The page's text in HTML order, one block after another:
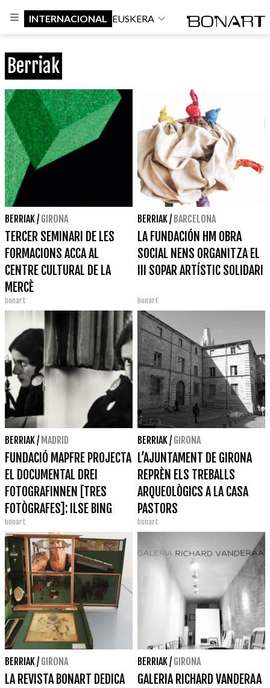
INTERNACIONAL EUSKERA
Berriak
BERRIAK/ GIRONA
TERCER SEMINARI DE LES
FORMACIONS ACCA AL
CENTRE CULTURAL DE LA
MERCÈ
bonart
BERRIAK/ BARCELONA
LA FUNDACIÓN HM OBRA
SOCIAL NENS ORGANITZA EL
III SOPAR ARTÍSTIC SOLIDARI
bonart
BERRIAK/ MADRID
FUNDACIÓ MAPFRE PROJECTA
EL DOCUMENTAL DREI
FOTOGRAFINNEN [TRES
FOTÒGRAFES]: ILSE BING
bonart
BERRIAK/ GIRONA
L’AJUNTAMENT DE GIRONA
REPRÈN ELS TREBALLS
ARQUEOLÒGICS A LA CASA
PASTORS
bonart
BERRIAK/ GIRONA
LA REVISTA BONART DEDICA
BERRIAK/ GIRONA
GALERIA RICHARD VANDERAA